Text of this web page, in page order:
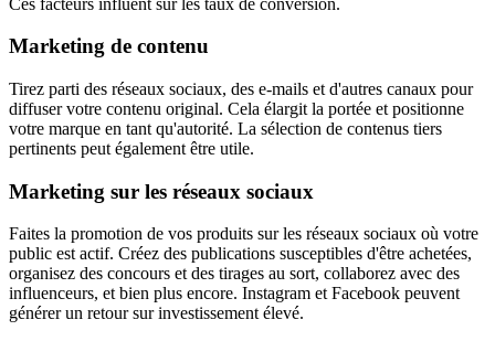
Marketing de contenu
Tirez parti des réseaux sociaux, des e-mails et d'autres canaux pour
diffuser votre contenu original. Cela élargit la portée et positionne
votre marque en tant qu'autorité. La sélection de contenus tiers
pertinents peut également être utile.
Marketing sur les réseaux sociaux
Faites la promotion de vos produits sur les réseaux sociaux où votre
public est actif. Créez des publications susceptibles d'être achetées,
organisez des concours et des tirages au sort, collaborez avec des
influenceurs, et bien plus encore. Instagram et Facebook peuvent
générer un retour sur investissement élevé.